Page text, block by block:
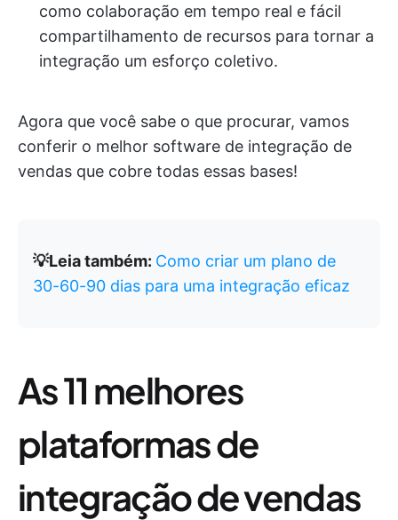
como colaboração em tempo real e fácil
compartilhamento de recursos para tornar a
integração um esforço coletivo.
Agora que você sabe o que procurar, vamos
conferir o melhor software de integração de
vendas que cobre todas essas bases!
💡Leia também: Como criar um plano de
30-60-90 dias para uma integração eficaz
As 11 melhores
plataformas de
integração de vendas